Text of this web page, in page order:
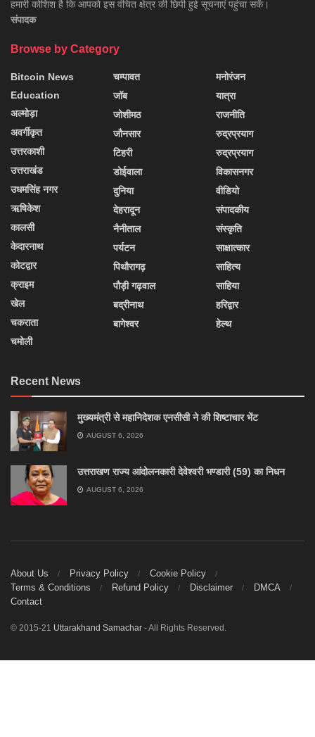
हमारी कोशिश है कि आपको इस वंचित क्षेत्र की छिपी हुई सूचनाएं पहुंचा सकें।
संपादक
Browse by Category
Bitcoin News
Education
अल्मोड़ा
अवर्गीकृत
उत्तरकाशी
उत्तराखंड
उधमसिंह नगर
ऋषिकेश
कालसी
केदारनाथ
कोटद्वार
क्राइम
खेल
चकराता
चमोली
चम्पावत
जॉब
जोशीमठ
जौनसार
टिहरी
डोईवाला
दुनिया
देहरादून
नैनीताल
पर्यटन
पिथौरागढ़
पौड़ी गढ़वाल
बद्रीनाथ
बागेश्वर
मनोरंजन
यात्रा
राजनीति
रुद्रप्रयाग
रुद्रप्रयाग
विकासनगर
वीडियो
संपादकीय
संस्कृति
साक्षात्कार
साहित्य
साहिया
हरिद्वार
हेल्थ
Recent News
मुख्यमंत्री से महानिदेशक एनसीसी ने की शिष्टाचार भेंट
AUGUST 6, 2026
उत्तराखण राज्य आंदोलनकारी देवेश्वरी भण्डारी (59) का निधन
AUGUST 6, 2026
About Us Privacy Policy
Cookie Policy
Terms & Conditions
Refund Policy Disclaimer
DMCA
Contact
© 2015-21 Uttarakhand Samachar - All Rights Reserved.